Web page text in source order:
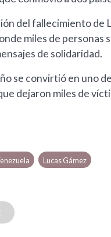
del fallecimiento de
miles de personas
de solidaridad.
se convirtió en uno
dejaron miles de
Lucas Gámez